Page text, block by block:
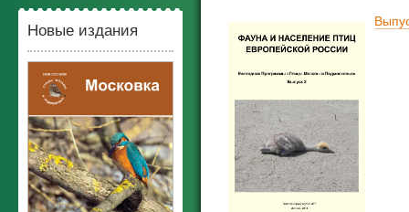
Новые издания